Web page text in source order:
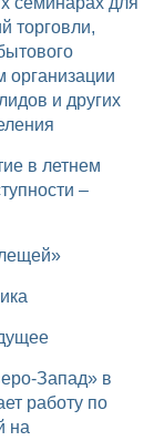
торговли,
организации
и других
–
работу по
на